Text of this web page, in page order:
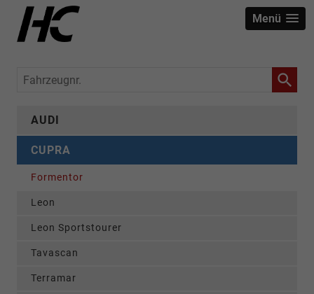
Menü
Fahrzeugnr.
AUDI
CUPRA
Formentor
Leon
Leon Sportstourer
Tavascan
Terramar